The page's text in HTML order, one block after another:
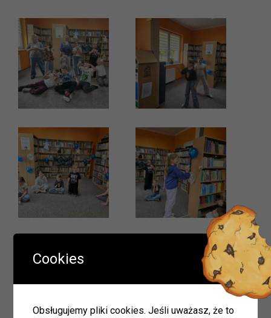
W okresie wakacji biblioteki w Olszynie i w Hadrze oraz
oddział dla dzieci w Herbach będą nieczynne.
Cookies
Obsługujemy pliki cookies. Jeśli uważasz, że to